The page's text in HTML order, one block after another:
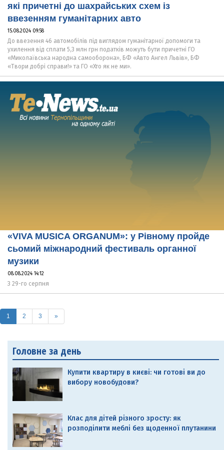
які причетні до шахрайських схем із
ввезенням гуманітарних авто
15.08.2024 09:58
До ввезення 46 автомобілів під виглядом гуманітарної допомоги та
ухилення від сплати 5,3 млн грн податків можуть бути причетні ГО
«Миколаївська народна самооборона», БФ «Авто Ангел Львів», БФ
«Твори добрі справи!» та ГО «Хто як не ми».
«VIVA MUSICA ORGANUM»: у Рівному пройде
сьомий міжнародний фестиваль органної
музики
08.08.2024 14:12
З 29-го серпня
1 (current)
2 3 »
Головне за день
Купити квартиру в києві: чи готові ви до
вибору новобудови?
Клас для дітей різного зросту: як
розподілити меблі без щоденної плутанини